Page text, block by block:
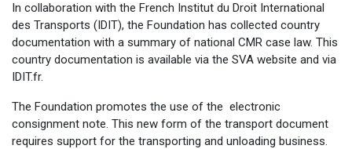
In collaboration with the French Institut du Droit International
des Transports (IDIT), the Foundation has collected country
documentation with a summary of national CMR case law. This
country documentation is available via the SVA website and via
IDIT.fr.
The Foundation promotes the use of the electronic
consignment note. This new form of the transport document
requires support for the transporting and unloading business.